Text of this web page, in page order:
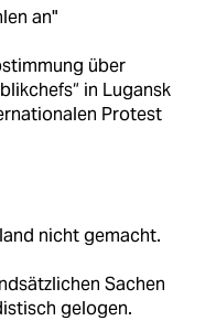
an"
über
in Lugansk
Protest
nicht gemacht.
Sachen
gelogen.